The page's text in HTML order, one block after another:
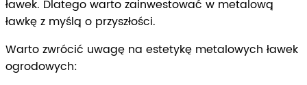
ławek. Dlatego warto zainwestować w metalową
ławkę z myślą o przyszłości.
Warto zwrócić uwagę na estetykę metalowych ławek
ogrodowych: